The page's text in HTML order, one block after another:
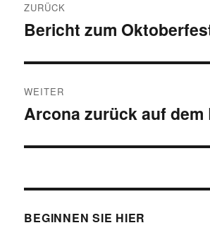
ZURÜCK
Vorheriger
Bericht zum
WEITER
Nächster
Arcona zurück auf dem
BEGINNEN SIE HIER